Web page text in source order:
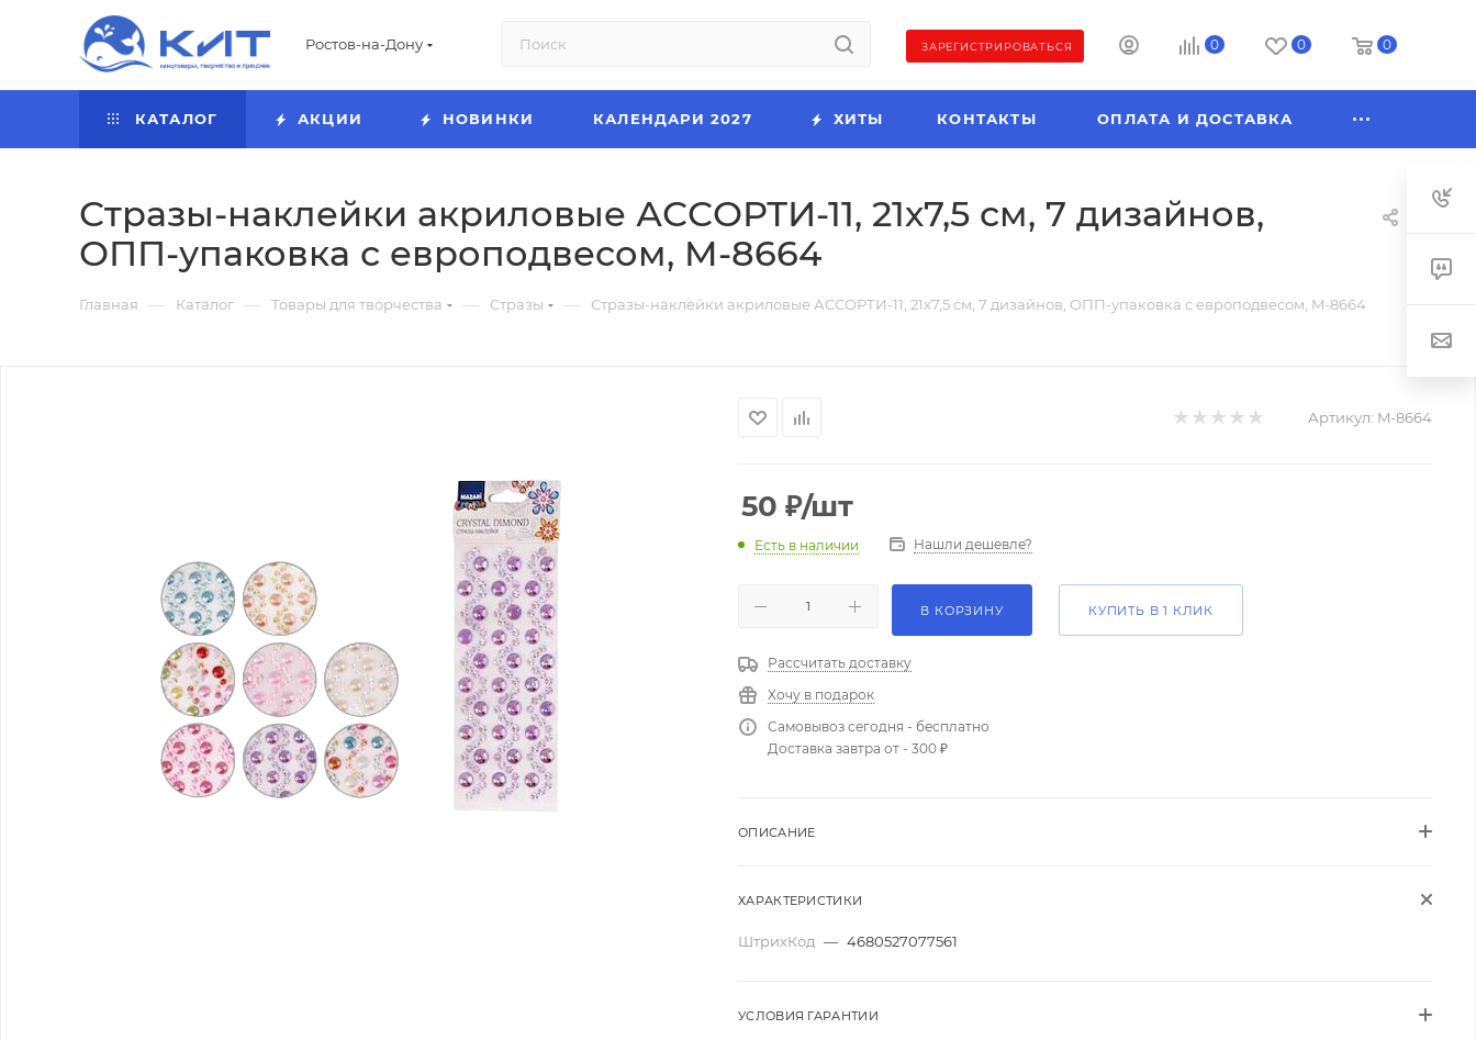
Ростов-на-Дону ЗАРЕГИСТРИРОВАТЬСЯ 0 0 0
КАТАЛОГ АКЦИИ НОВИНКИ КАЛЕНДАРИ 2027 ХИТЫ КОНТАКТЫ ОПЛАТА И ДОСТАВКА
Стразы-наклейки акриловые АССОРТИ-11, 21х7,5 см, 7 дизайнов,
ОПП-упаковка с европодвесом, M-8664
Главная — Каталог — Товары для творчества — Стразы — Стразы-наклейки акриловые АССОРТИ-11, 21х7,5 см, 7 дизайнов, ОПП-упаковка с европодвесом, M-8664
Артикул: M-8664
50 ₽/шт
Есть в наличии Нашли дешевле?
В КОРЗИНУ КУПИТЬ В 1 КЛИК
Рассчитать доставку
Хочу в подарок
Самовывоз сегодня - бесплатно
Доставка завтра от - 300 ₽
ОПИСАНИЕ
ХАРАКТЕРИСТИКИ
ШтрихКод — 4680527077561
УСЛОВИЯ ГАРАНТИИ